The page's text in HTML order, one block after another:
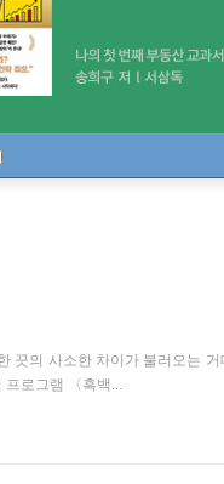
의 사소한 차이가 불러오는 거
프로그램 〈흑백...